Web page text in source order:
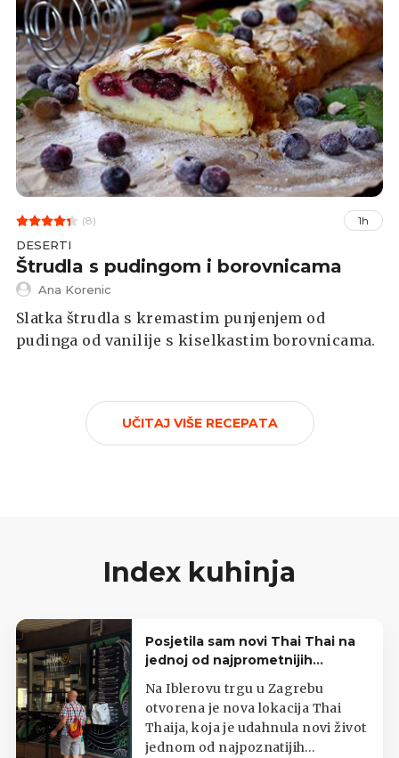
(8) 1h
DESERTI
Štrudla s pudingom i borovnicama
Ana Korenic
Slatka štrudla s kremastim punjenjem od
pudinga od vanilije s kiselkastim borovnicama.
UČITAJ VIŠE RECEPATA
Index kuhinja
Posjetila sam novi Thai Thai na
jednoj od najprometnijih
zagrebačkih lokacija
Na Iblerovu trgu u Zagrebu
otvorena je nova lokacija Thai
Thaija, koja je udahnula novi život
jednom od najpoznatijih